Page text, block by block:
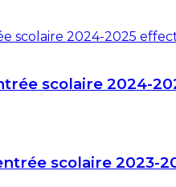
scolaire 2024-
scolaire 2023-